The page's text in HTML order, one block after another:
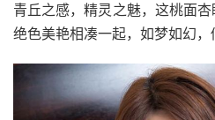
青丘之感，精灵之魅，这桃面杏
绝色美艳相凑一起，如梦如幻，